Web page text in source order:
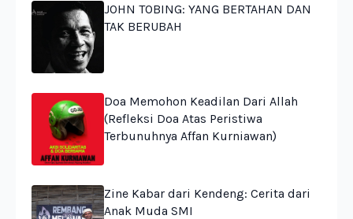
JOHN TOBING: YANG BERTAHAN DAN
TAK BERUBAH
Doa Memohon Keadilan Dari Allah
(Refleksi Doa Atas Peristiwa
Terbunuhnya Affan Kurniawan)
Zine Kabar dari Kendeng: Cerita dari
Anak Muda SMI